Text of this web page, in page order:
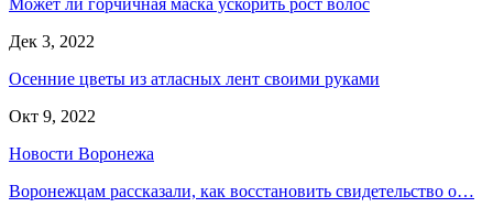
Может ли горчичная маска ускорить рост волос
Дек 3, 2022
Осенние цветы из атласных лент своими руками
Окт 9, 2022
Новости Воронежа
Воронежцам рассказали, как восстановить свидетельство о…